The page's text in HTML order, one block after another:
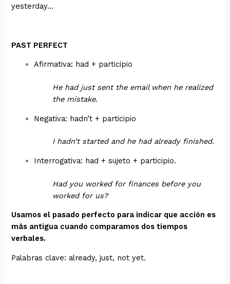
yesterday…
PAST PERFECT
Afirmativa: had + participio
He had just sent the email when he realized
the mistake.
Negativa: hadn’t + participio
I hadn’t started and he had already finished.
Interrogativa: had + sujeto + participio.
Had you worked for finances before you
worked for us?
Usamos el pasado perfecto para indicar que acción es
más antigua cuando comparamos dos tiempos
verbales.
Palabras clave: already, just, not yet.